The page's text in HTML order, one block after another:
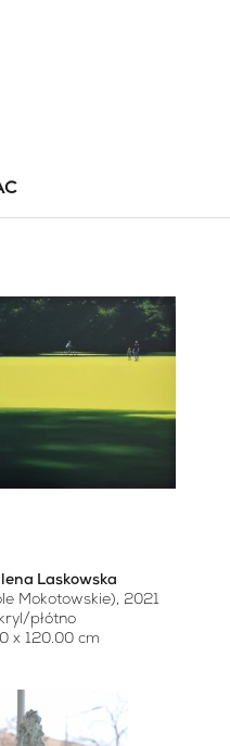
Laskowska
Mokotowskie), 2021
płótno
x 120.00 cm